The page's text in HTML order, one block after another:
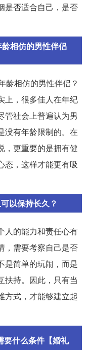
是否适合自己，是否
相仿的男性伴侣
龄相仿的男性伴侣？
上，很多佳人在年纪
管社会上普遍认为男
没有年龄限制的。在
，更重要的是拥有健
态，这样才能更有吸
以保持长久？
人的能力和责任心有
，需要考察自己是否
是简单的玩闹，而是
扶持。因此，只有当
方式，才能够建立起
要什么条件【婚礼